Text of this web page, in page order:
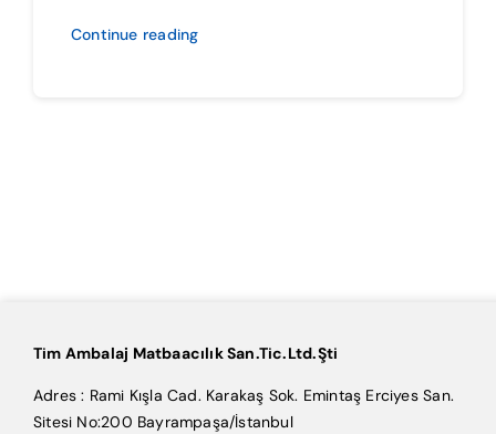
Continue reading
Tim Ambalaj Matbaacılık San.Tic.Ltd.Şti
Adres : Rami Kışla Cad. Karakaş Sok. Emintaş Erciyes San.
Sitesi No:200 Bayrampaşa/İstanbul